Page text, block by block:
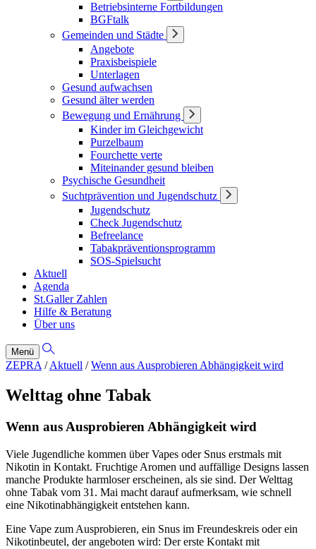
Betriebsinterne Fortbildungen
BGFtalk
Gemeinden und Städte
Angebote
Praxisbeispiele
Unterlagen
Gesund aufwachsen
Gesund älter werden
Bewegung und Ernährung
Kinder im Gleichgewicht
Purzelbaum
Fourchette verte
Miteinander gesund bleiben
Psychische Gesundheit
Suchtprävention und Jugendschutz
Jugendschutz
Check Jugendschutz
Befreelance
Tabakpräventionsprogramm
SOS-Spielsucht
Aktuell
Agenda
St.Galler Zahlen
Hilfe & Beratung
Über uns
Menü
ZEPRA / Aktuell / Wenn aus Ausprobieren Abhängigkeit wird
Welttag ohne Tabak
Wenn aus Ausprobieren Abhängigkeit wird
Viele Jugendliche kommen über Vapes oder Snus erstmals mit
Nikotin in Kontakt. Fruchtige Aromen und auffällige Designs lassen
manche Produkte harmloser erscheinen, als sie sind. Der Welttag
ohne Tabak vom 31. Mai macht darauf aufmerksam, wie schnell
eine Nikotinabhängigkeit entstehen kann.
Eine Vape zum Ausprobieren, ein Snus im Freundeskreis oder ein
Nikotinbeutel, der angeboten wird: Der erste Kontakt mit